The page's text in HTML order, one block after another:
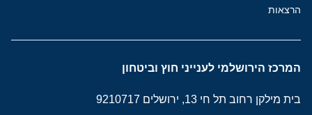
הרצאות
המרכז הירושלמי לענייני חוץ וביטחון
בית מילקן רחוב תל חי 13, ירושלים 9210717